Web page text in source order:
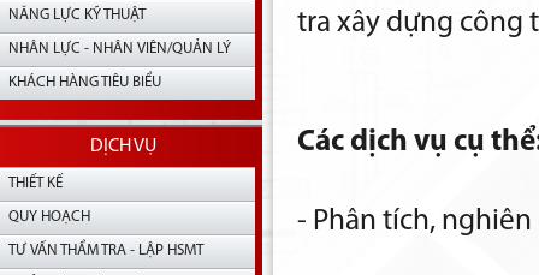
NĂNG LỰC KỸ THUẬT
NHÂN LỰC - NHÂN VIÊN/QUẢN LÝ
KHÁCH HÀNG TIÊU BIỂU
DỊCH VỤ
THIẾT KẾ
QUY HOẠCH
TƯ VẤN THẨM TRA - LẬP HSMT
tra xây dựng công
Các dịch vụ cụ
- Phân tích,